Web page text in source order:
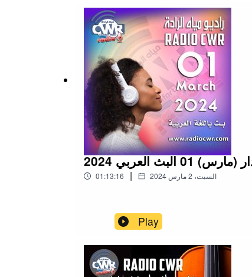
01:13:16 | السبت، 2 مارس 2024
Play